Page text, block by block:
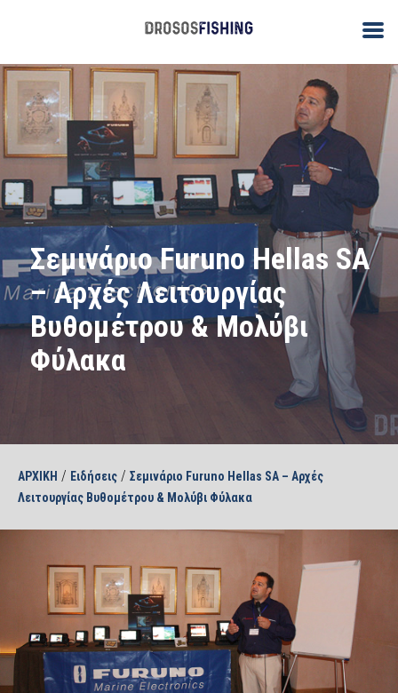
Σεμινάριο Furuno Hellas SA
– Αρχές Λειτουργίας
Βυθομέτρου & Μολύβι
Φύλακα
ΑΡΧΙΚΗ / Ειδήσεις / Σεμινάριο Furuno Hellas SA – Αρχές
Λειτουργίας Βυθομέτρου & Μολύβι Φύλακα